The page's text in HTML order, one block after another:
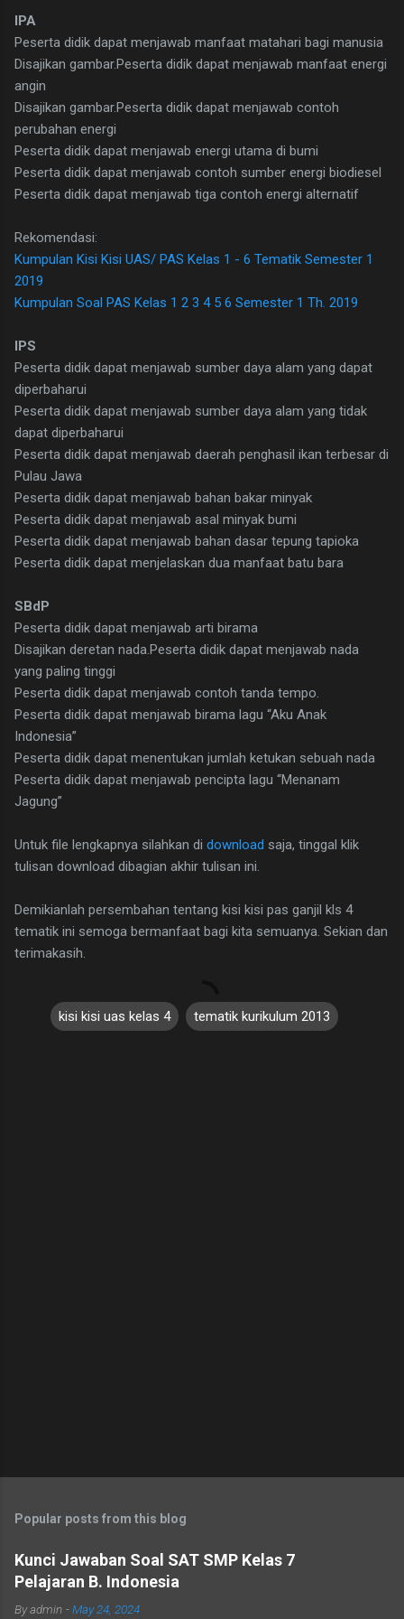
IPA
Peserta didik dapat menjawab manfaat matahari bagi manusia
Disajikan gambar.Peserta didik dapat menjawab manfaat energi
angin
Disajikan gambar.Peserta didik dapat menjawab contoh
perubahan energi
Peserta didik dapat menjawab energi utama di bumi
Peserta didik dapat menjawab contoh sumber energi biodiesel
Peserta didik dapat menjawab tiga contoh energi alternatif
Rekomendasi:
Kumpulan Kisi Kisi UAS/ PAS Kelas 1 - 6 Tematik Semester 1
2019
Kumpulan Soal PAS Kelas 1 2 3 4 5 6 Semester 1 Th. 2019
IPS
Peserta didik dapat menjawab sumber daya alam yang dapat
diperbaharui
Peserta didik dapat menjawab sumber daya alam yang tidak
dapat diperbaharui
Peserta didik dapat menjawab daerah penghasil ikan terbesar di
Pulau Jawa
Peserta didik dapat menjawab bahan bakar minyak
Peserta didik dapat menjawab asal minyak bumi
Peserta didik dapat menjawab bahan dasar tepung tapioka
Peserta didik dapat menjelaskan dua manfaat batu bara
SBdP
Peserta didik dapat menjawab arti birama
Disajikan deretan nada.Peserta didik dapat menjawab nada
yang paling tinggi
Peserta didik dapat menjawab contoh tanda tempo.
Peserta didik dapat menjawab birama lagu “Aku Anak
Indonesia”
Peserta didik dapat menentukan jumlah ketukan sebuah nada
Peserta didik dapat menjawab pencipta lagu “Menanam
Jagung”
Untuk file lengkapnya silahkan di download saja, tinggal klik
tulisan download dibagian akhir tulisan ini.
Demikianlah persembahan tentang kisi kisi pas ganjil kls 4
tematik ini semoga bermanfaat bagi kita semuanya. Sekian dan
terimakasih.
kisi kisi uas kelas 4 tematik kurikulum 2013
Popular posts from this blog
Kunci Jawaban Soal SAT SMP Kelas 7
Pelajaran B. Indonesia
Byadmin -May 24, 2024